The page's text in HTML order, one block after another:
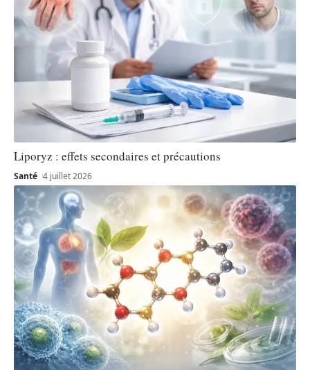
Liporyz : effets secondaires et précautions
Santé 4 juillet 2026